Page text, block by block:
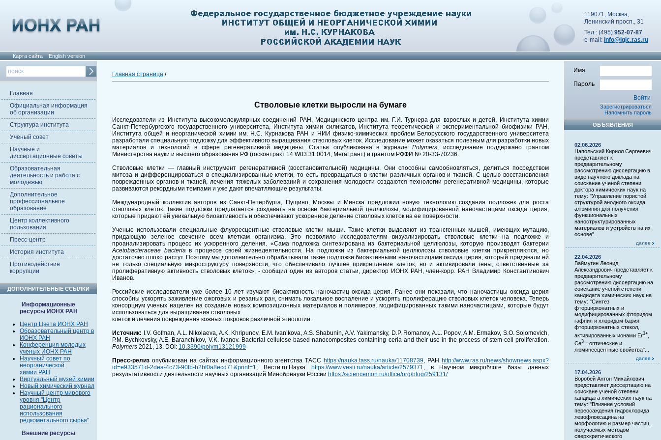
119071, Москва,
Ленинский просп., 31
Тел.: (495) 952-07-87
e-mail: info@igic.ras.ru
Карта сайта English version
Главная
Официальная информация
об организации
Структура института
Ученый совет
Научные и
диссертационные советы
Образовательная
деятельность и работа с
молодежью
Дополнительное
профессиональное
образование
Центр коллективного
пользования
Пресс-центр
История института
Противодействие
коррупции
ДОПОЛНИТЕЛЬНЫЕ ССЫЛКИ
Информационные
ресурсы ИОНХ РАН
Центр Цвета ИОНХ РАН
Образовательный центр в
ИОНХ РАН
Конференция молодых
ученых ИОНХ РАН
Научный совет по
неорганической
химии РАН
Виртуальный музей химии
Новый химический журнал
Научный центр мирового
уровня "Центр
рационального
использования
редкометального сырья"
Внешние ресурсы
Главная страница /
Стволовые клетки выросли на бумаге
Исследователи из Института высокомолекулярных соединений РАН, Медицинского центра им. Г.И. Турнера для взрослых и детей, Института химии
Санкт-Петербургского государственного университета, Института химии силикатов, Института теоретической и экспериментальной биофизики РАН,
Института общей и неорганической химии им. Н.С. Курнакова РАН и НИИ физико-химических проблем Белорусского государственного университета
разработали специальную подложку для эффективного выращивания стволовых клеток. Исследование может оказаться полезным для разработки новых
материалов и технологий в сфере регенеративной медицины. Статья опубликована в журнале Polymers, исследование поддержано грантом
Министерства науки и высшего образования РФ (госконтракт 14.W03.31.0014, МегаГрант) и грантом РФФИ № 20-33-70236.
Стволовые клетки — главный инструмент регенеративной (восстановительной) медицины. Они способны самообновляться, делиться посредством
митоза и дифференцироваться в специализированные клетки, то есть превращаться в клетки различных органов и тканей. С целью восстановления
поврежденных органов и тканей, лечения тяжелых заболеваний и сохранения молодости создаются технологии регенеративной медицины, которые
развиваются рекордными темпами и уже дают впечатляющие результаты.
Международный коллектив авторов из Санкт-Петербурга, Пущино, Москвы и Минска предложил новую технологию создания подложек для роста
стволовых клеток. Такие подложки предлагается создавать на основе бактериальной целлюлозы, модифицированной наночастицами оксида церия,
которые придают ей уникальную биоактивность и обеспечивают ускоренное деление стволовых клеток на ее поверхности.
Ученые использовали специальные флуоресцентные стволовые клетки мыши. Такие клетки выделяют из трансгенных мышей, имеющих мутацию,
придающую зеленое свечение всем клеткам организма. Это позволило исследователям визуализировать стволовые клетки на подложке и
проанализировать процесс их ускоренного деления. «Сама подложка синтезирована из бактериальной целлюлозы, которую производят бактерии
Acetobacteraceae bacteriaв процессе своей жизнедеятельности. На подложки из бактериальной целлюлозы стволовые клетки прикрепляются, но
достаточно плохо растут. Поэтому мы дополнительно обрабатывали такие подложки биоактивными наночастицами оксида церия, который придавали ей
не только специальную микроструктуру поверхности, что обеспечивало лучшее прикрепление клеток, но и активировали гены, ответственные за
пролиферативную активность стволовых клеток», - сообщил один из авторов статьи, директор ИОНХ РАН, член-корр. РАН Владимир Константинович
Иванов.
Российские исследователи уже более 10 лет изучают биоактивность наночастиц оксида церия. Ранее они показали, что наночастицы оксида церия
способны ускорять заживление ожоговых и резаных ран, снимать локальное воспаление и ускорять пролиферацию стволовых клеток человека. Теперь
консорциум ученых нацелен на создание новых композиционных материалов и полимеров, модифицированных такими наночастицами, которые будут
использоваться для выращивания стволовых
клеток и лечения повреждения кожных покровов различной этиологии.
Источник: I.V. Gofman, A.L. Nikolaeva, A.K. Khripunov, E.M. Ivan’kova, A.S. Shabunin, A.V. Yakimansky, D.P. Romanov, A.L. Popov, A.M. Ermakov, S.O. Solomevich,
P.M. Bychkovsky, A.E. Baranchikov, V.K. Ivanov. Bacterial cellulose-based nanocomposites containing ceria and their use in the process of stem cell proliferation.
Polymers 2021, 13. DOI: 10.3390/polym13121999
Пресс-релиз опубликован на сайтах информационного агентства ТАСС https://nauka.tass.ru/nauka/11708739, РАН
http://www.ras.ru/news/shownews.aspx?
id=e933571d-2dea-4c73-90fb-b2bf0a8ecd71&print=1, Вести.ru.Наука https://www.vesti.ru/nauka/article/2579371, в Научном микроблоге базы данных
результативности деятельности научных организаций Минобрнауки России https://sciencemon.ru/office/org/blog/259131/
Имя
Пароль
Зарегистрироваться
Напомнить пароль
ОБЪЯВЛЕНИЯ
02.06.2026
Напольский Кирилл Сергеевич
представляет к
предварительному
рассмотрению диссертацию в
виде научного доклада на
соискание ученой степени
доктора химических наук на
тему: "Управление пористой
структурой анодного оксида
алюминия для получения
функциональных
наноструктурированных
материалов и устройств на их
основе"...
далее
22.04.2026
Ваймугин Леонид
Александрович представляет к
предварительному
рассмотрению диссертацию на
соискание ученой степени
кандидата химических наук на
тему: "Синтез
фторцирконатных и
модифицированных фторидом
гафния и хлоридом бария
фторцирконатных стекол,
активированных ионами Er3+
Ce3+; оптические и
люминесцентные свойства"...
далее
17.04.2026
Воробей Антон Михайлович
представляет диссертацию на
соискане ученой степени
кандидата химических наук на
тему: "Влияние условий
переосаждения гидрохлорида
левофлоксацина на
морфологию и размер частиц,
получаемых методом
сверхкритического